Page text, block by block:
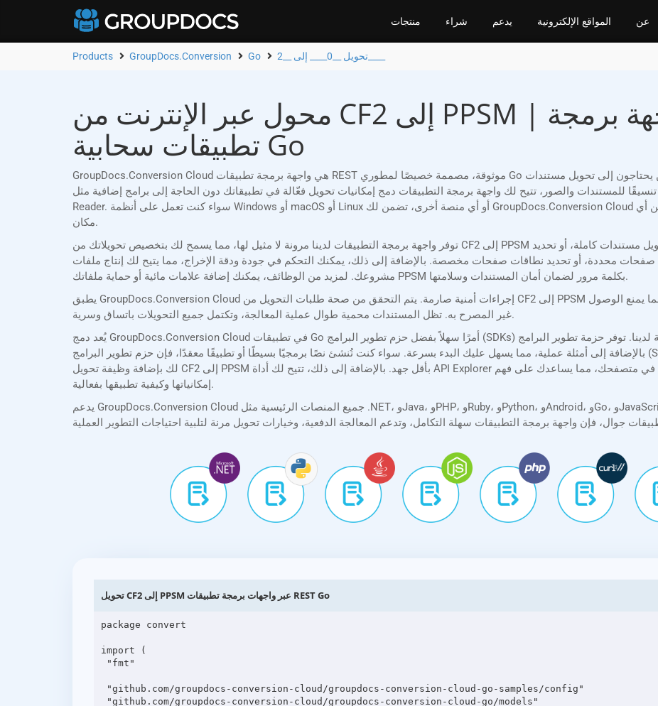
منتجات شراء يدعم المواقع الإلكترونية عن
Products GroupDocs.Conversion Go
محول عبر الإنترنت من CF2 إلى PPSM | تطبيق مجاني وواجهة برمجة
تطبيقات سحابية Go
GroupDocs.Conversion Cloud هي واجهة برمجة تطبيقات REST موثوقة، مصممة خصيصًا لمطوري Go الذين يحتاجون إلى تحويل مستندات Word (CF2) إلى PPSM بسهولة. مع دعمها
لأكثر من 153 تنسيقًا للمستندات والصور، تتيح لك واجهة برمجة التطبيقات دمج إمكانيات تحويل فعّالة في تطبيقاتك دون الحاجة إلى برامج إضافية مثل Microsoft Office أو Adobe Acrobat
Reader. سواء كنت تعمل على أنظمة Windows أو macOS أو Linux أو أي منصة أخرى، تضمن لك GroupDocs.Conversion Cloud تحويلات مستندات سلسة ودقيقة في أي وقت ومن أي
مكان.
توفر واجهة برمجة التطبيقات لدينا مرونة لا مثيل لها، مما يسمح لك بتخصيص تحويلاتك من CF2 إلى PPSM لتناسب متطلباتك الخاصة. يمكنك اختيار تحويل مستندات كاملة، أو تحديد
صفحات محددة، أو تحديد نطاقات صفحات مخصصة. بالإضافة إلى ذلك، يمكنك التحكم في جودة ودقة الإخراج، مما يتيح لك إنتاج ملفات PPSM عالية الجودة مصممة خصيصًا لمعايير
مشروعك. لمزيد من الوظائف، يمكنك إضافة علامات مائية أو حماية ملفاتك PPSM بكلمة مرور لضمان أمان المستندات وسلامتها.
يطبق GroupDocs.Conversion Cloud إجراءات أمنية صارمة. يتم التحقق من صحة طلبات التحويل من CF2 إلى PPSM باستخدام معرف عميل فريد وبيانات اعتماد سرية، مما يمنع الوصول
غير المصرح به. تظل المستندات محمية طوال عملية المعالجة، وتكتمل جميع التحويلات باتساق وسرية.
يُعد دمج GroupDocs.Conversion Cloud في تطبيقات Go أمرًا سهلاً بفضل حزم تطوير البرامج (SDKs) الشاملة لدينا. توفر حزمة تطوير البرامج (SDK) الخاصة بنا Go توثيقًا واضحًا وموجزًا،
بالإضافة إلى أمثلة عملية، مما يسهل عليك البدء بسرعة. سواء كنت تُنشئ نصًا برمجيًا بسيطًا أو تطبيقًا معقدًا، فإن حزم تطوير البرامج (SDKs) الخاصة بنا تُبسط عملية التكامل، مما يسمح
لك بإضافة وظيفة تحويل CF2 إلى PPSM بأقل جهد. بالإضافة إلى ذلك، تتيح لك أداة API Explorer اختبار واجهة برمجة التطبيقات وتجربتها مباشرةً في متصفحك، مما يساعدك على فهم
إمكانياتها وكيفية تطبيقها بفعالية.
يدعم GroupDocs.Conversion Cloud جميع المنصات الرئيسية مثل .NET، وJava، وPHP، وRuby، وPython، وAndroid، وGo، وJavaScript، وcURL. سواء كنت تُنشئ تطبيقات ويب، أو
تحويل CF2 إلى PPSM عبر واجهات برمجة تطبيقات REST Go
package convert
import (